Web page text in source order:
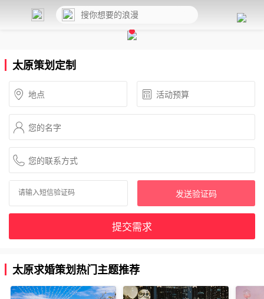
太原策划定制
发送验证码
提交需求
太原求婚策划热门主题推荐